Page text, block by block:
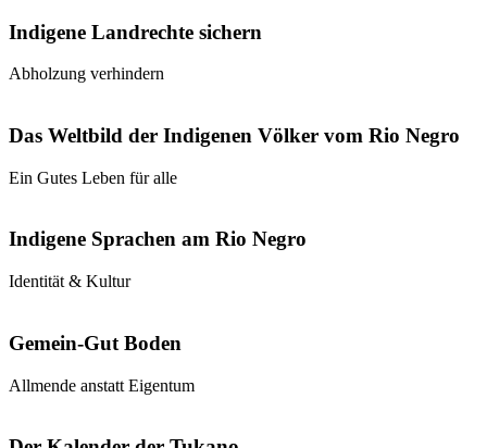
Indigene Landrechte sichern
Abholzung verhindern
Das Weltbild der Indigenen Völker vom Rio Negro
Ein Gutes Leben für alle
Indigene Sprachen am Rio Negro
Identität & Kultur
Gemein-Gut Boden
Allmende anstatt Eigentum